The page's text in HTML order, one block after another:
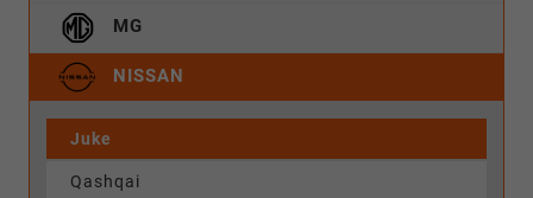
MG
NISSAN
Juke
Qashqai